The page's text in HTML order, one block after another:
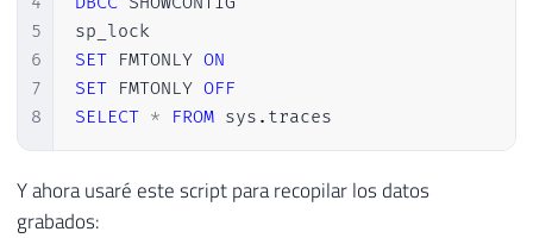
5
6
7
8
sp_lock
SET FMTONLY ON
SET FMTONLY OFF
SELECT * FROM sys . traces
Y ahora usaré este script para recopilar los datos
grabados: